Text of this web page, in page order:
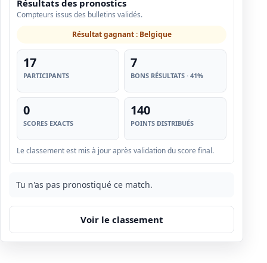
Résultats des pronostics
Compteurs issus des bulletins validés.
Résultat gagnant : Belgique
17
PARTICIPANTS
7
BONS RÉSULTATS · 41%
0
SCORES EXACTS
140
POINTS DISTRIBUÉS
Le classement est mis à jour après validation du score final.
Tu n'as pas pronostiqué ce match.
Voir le classement